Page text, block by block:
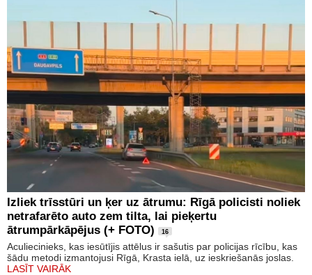
Izliek trīsstūri un ķer uz ātrumu: Rīgā policisti noliek
netrafarēto auto zem tilta, lai pieķertu
ātrumpārkāpējus (+ FOTO)
16
Aculiecinieks, kas iesūtījis attēlus ir sašutis par policijas rīcību, kas
šādu metodi izmantojusi Rīgā, Krasta ielā, uz ieskriešanās joslas.
LASĪT VAIRĀK